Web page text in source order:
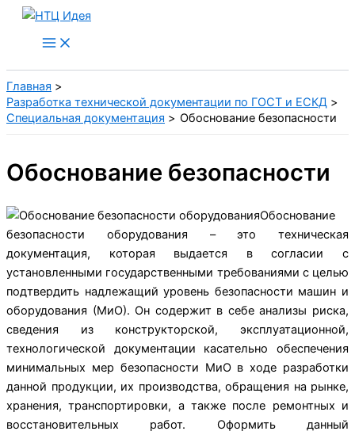
Перейти
Главная
Разработка технической документации по ГОСТ и ЕСКД
Специальная документация
Обоснование безопасности
Обоснование безопасности
Обоснование
безопасности оборудования – это техническая
документация, которая выдается в согласии с
установленными государственными требованиями с целью
подтвердить надлежащий уровень безопасности машин и
оборудования (МиО). Он содержит в себе анализы риска,
сведения из конструкторской, эксплуатационной,
технологической документации касательно обеспечения
минимальных мер безопасности МиО в ходе разработки
данной продукции, их производства, обращения на рынке,
хранения, транспортировки, а также после ремонтных и
восстановительных работ. Оформить данный